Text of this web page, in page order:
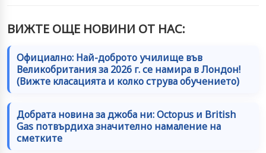
ВИЖТЕ ОЩЕ НОВИНИ ОТ НАС:
Официално: Най-доброто училище във
Великобритания за 2026 г. се намира в Лондон!
(Вижте класацията и колко струва обучението)
Добрата новина за джоба ни: Octopus и British
Gas потвърдиха значително намаление на
сметките